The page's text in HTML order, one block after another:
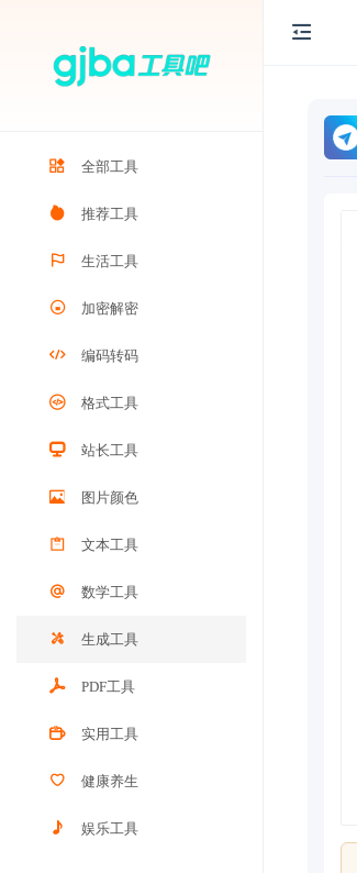
全部工具
推荐工具
生活工具
加密解密
编码转码
格式工具
站长工具
图片颜色
文本工具
数学工具
生成工具
PDF工具
实用工具
健康养生
娱乐工具